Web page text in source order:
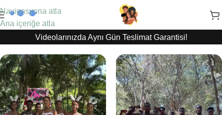
Navigasyona atla
Ana içeriğe atla
Videolarınızda Aynı Gün Teslimat Garantisi!